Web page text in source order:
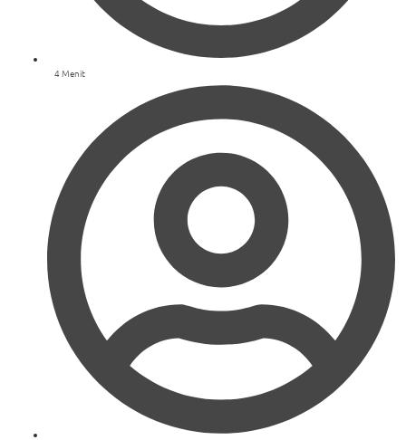
4 Menit